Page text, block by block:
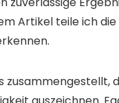
Artikel teile ich